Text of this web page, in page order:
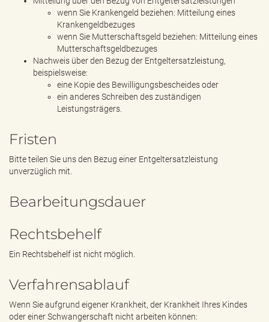
wenn Sie Krankengeld beziehen: Mitteilung eines
Krankengeldbezuges
wenn Sie Mutterschaftsgeld beziehen: Mitteilung eines
Mutterschaftsgeldbezuges
Nachweis über den Bezug der Entgeltersatzleistung,
beispielsweise:
eine Kopie des Bewilligungsbescheides oder
ein anderes Schreiben des zuständigen
Leistungsträgers.
Fristen
Bitte teilen Sie uns den Bezug einer Entgeltersatzleistung
unverzüglich mit.
Bearbeitungsdauer
Rechtsbehelf
Ein Rechtsbehelf ist nicht möglich.
Verfahrensablauf
Wenn Sie aufgrund eigener Krankheit, der Krankheit Ihres Kindes
oder einer Schwangerschaft nicht arbeiten können: